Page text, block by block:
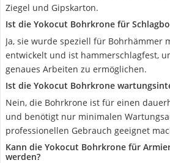
Ziegel und Gipskarton.
Ist die Yokocut Bohrkrone für
Ja, sie wurde speziell für Bohrhämmer
entwickelt und ist hammerschlagfest,
genaues Arbeiten zu ermöglichen.
Ist die Yokocut Bohrkrone
Nein, die Bohrkrone ist für einen
und benötigt nur minimalen
professionellen Gebrauch geeignet
Kann die Yokocut Bohrkrone für
werden?